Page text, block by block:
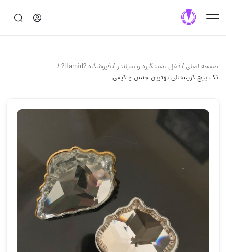
صفحه اصلی/قفل ،دستگيره و سيلندر/فروشگاه ?Hamid? /
تک پیچ کریستالی بهترین جنس و کیفی